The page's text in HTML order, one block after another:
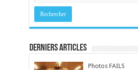
Derniers Articles
Photos FAILS